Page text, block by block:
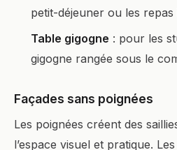
petit-déjeuner ou les repas
Table gigogne : pour les
gigogne rangée sous le
Façades sans poignées
Les poignées créent des
l’espace visuel et pratique.